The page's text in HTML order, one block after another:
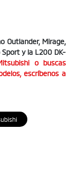
Outlander, Mirage,
Sport y la L200 DK-
o buscas
escríbenos a